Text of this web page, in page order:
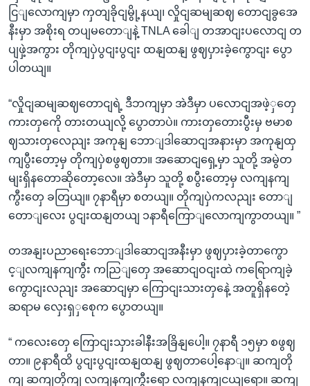
ငြျလောကျမှာ ကှတျခိုငျမွို့နယျ၊ လှိုငျဆမျဆဈ တောငျခွအေ
နီးမှာ အစိုးရ တပျမတောျနဲ့ TNLA ခေါျ တအာငျးပလောငျ တ
ပျဖှဲ့အကွား တိုကျပှဲပွငျးပွငျး ထနျထနျ ဖွဈပှားခဲ့ကွောငျး ပွော
ပါတယျ။
“လှိုငျဆမျဆဈတောငျရဲ့ ဒီဘကျမှာ အဲဒီမှာ ပလောငျအဖဲ့ှတှေ
ကားတှကေို တားတယျလို့ ပွောတာပဲ။ ကားတှတေားပွီးမှ ဗမာစ
ဈသားတှလေညျး အကုနျ ဘောျဒါဆောငျအနားမှာ အကုနျထှ
ကျပွီးတော့မှ တိုကျပှဲစဖွဈတာ။ အဆောငျရှေ့မှာ သူတို့ အမွဲတ
မျးရှိနတောဆိုတော့လေ။ အဲဒီမှာ သူတို့ စပွီးတော့မှ လကျနကျ
ကွီးတှေ ခတြယျ။ ၇နာရီမှာ စတယျ။ တိုကျပှဲကလညျး တောျ
တောျလေး ပွငျးထနျတယျ ၁နာရီကြောျလောကျကွာတယျ။ ”
တအနျးပညာရေးဘောျဒါဆောငျအနီးမှာ ဖွဈပှားခဲ့တာကွော
င့ျလကျနကျကွီး ကညြျတှေ အဆောငျဝငျးထဲ ကရြောကျခဲ့
ကွောငျးလညျး အဆောငျမှာ ကြောငျးသားတှနေဲ့ အတူရှိနတေဲ့
ဆရာမ လှေးရှှစေုက ပွောတယျ။
“ ကလေးတှေ ကြောငျးသှားခါနီးအခြိနျပေါ့။ ၇နာရီ ၁၅မှာ စဖွဈ
တာ။ ၉နာရီထိ ပွငျးပွငျးထနျထနျ ဖွဈတာပေါ့နောျ။ ဆကျတို
ကျ ဆကျတိုကျ လကျနကျကွီးရော လကျနကျငယျရော။ ဆကျ